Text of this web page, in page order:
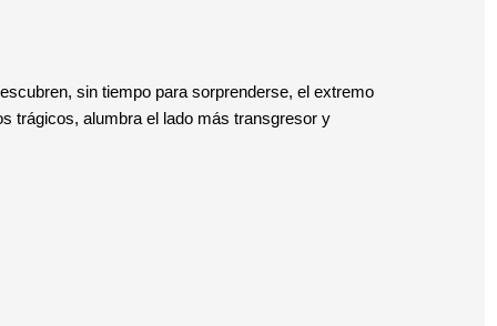
sin tiempo para sorprenderse, el extremo
trágicos, alumbra el lado más transgresor y